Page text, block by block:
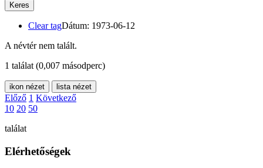
Keres
Clear tagDátum: 1973-06-12
A névtér nem talált.
1 találat (0,007 másodperc)
ikon nézet lista nézet
Előző 1 Következő
10 20 50
találat
Elérhetőségek